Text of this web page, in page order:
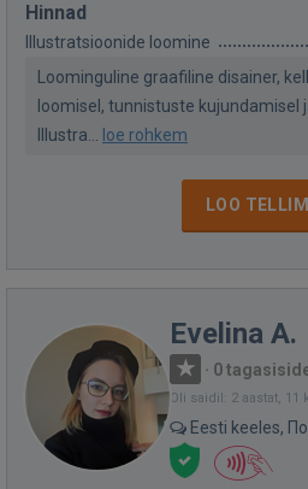
Hinnad
Illustratsioonide loomine
Loominguline graafiline disainer,
loomisel, tunnistuste kujundamisel
Illustra...
loe rohkem
LOO
Evelina A.
· 0
Oli saidil: 2 aastat, 11
Eesti keeles,